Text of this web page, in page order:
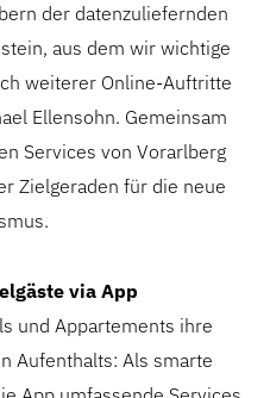
der datenzuliefernden
aus dem wir wichtige
weiterer Online-Auftritte
Ellensohn. Gemeinsam
Services von Vorarlberg
Zielgeraden für die neue
via App
und Appartements ihre
Aufenthalts: Als smarte